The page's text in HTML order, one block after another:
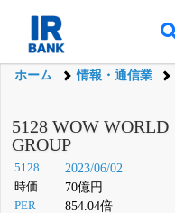
ホーム 情報・通信業
5128 WOW WORLD
GROUP
5128 2023/06/02
時価 70億円
PER 854.04倍